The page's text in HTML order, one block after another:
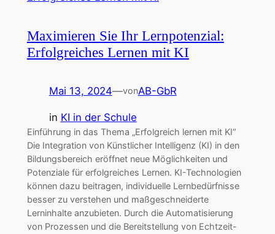
Maximieren Sie Ihr Lernpotenzial:
Erfolgreiches Lernen mit KI
Mai 13, 2024—vonAB-GbR
in KI in der Schule
Einführung in das Thema „Erfolgreich lernen mit KI“
Die Integration von Künstlicher Intelligenz (KI) in den
Bildungsbereich eröffnet neue Möglichkeiten und
Potenziale für erfolgreiches Lernen. KI-Technologien
können dazu beitragen, individuelle Lernbedürfnisse
besser zu verstehen und maßgeschneiderte
Lerninhalte anzubieten. Durch die Automatisierung
von Prozessen und die Bereitstellung von Echtzeit-